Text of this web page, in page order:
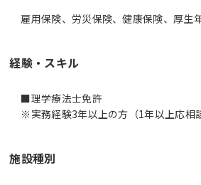
雇用保険、労災保険、健康保険、厚生
経験・スキル
■理学療法士免許
施設種別